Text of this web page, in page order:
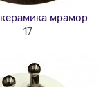
мрамор
17